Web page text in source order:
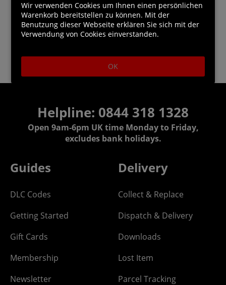
Helpline: 0844 318 1328
Open 9am-6pm UK time Monday to Friday,
excludes bank holidays.
Guides
DLC Codes
Getting Started
Gift Cards
Membership
Newsletter
Delivery
Collect & Replace
Dispatch & Delivery
Downloads
Lost Item
Parcel Tracking
Wir verwenden Cookies um Ihnen einen persönlichen
Warenkorb bereitstellen zu können. Mit der
Benutzung dieser Webseite erklären Sie sich mit der
Verwendung von Cookies einverstanden.
OK